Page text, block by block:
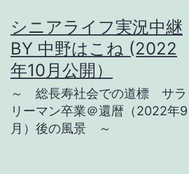
ン
テ
ン
へ
シニアライフ実況中継
BY 中野はこね (2022
年10月公開）
～ 総長寿社会での道標 サラ
リーマン卒業＠還暦（2022年9
月）後の風景 ～